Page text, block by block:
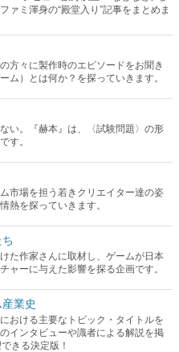
ァミ渾身の“殿堂入り”記事をまとめま
方々に製作時のエピソードをお聞き
ム）とは何か？を探っていきます。
い。『赫本』は、〈試験問題〉の形
す。
市場を担う若きクリエイター達の姿
熱を探っていきます。
た作家さんに取材し、ゲームが日本
ャーに与えた影響を探る企画です。
業史
おける主要なトピック・タイトルを
インタビューや識者による解説を掲
きる決定版！